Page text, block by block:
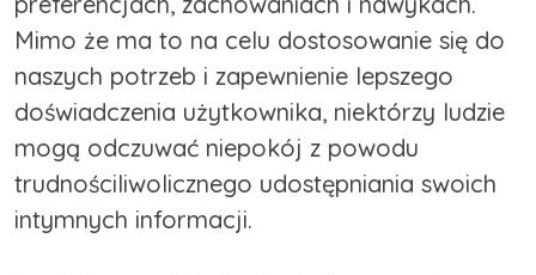
Mimo że ma to na celu dostosowanie się do
naszych potrzeb i zapewnienie lepszego
doświadczenia użytkownika, niektórzy ludzie
mogą odczuwać niepokój z powodu
trudnościliwolicznego udostępniania swoich
intymnych informacji.